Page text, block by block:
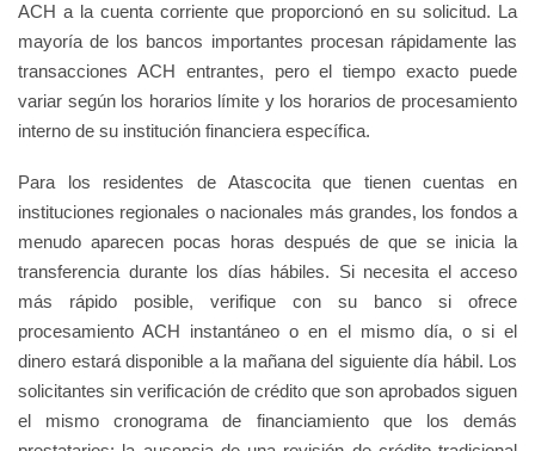
ACH a la cuenta corriente que proporcionó en su solicitud. La
mayoría de los bancos importantes procesan rápidamente las
transacciones ACH entrantes, pero el tiempo exacto puede
variar según los horarios límite y los horarios de procesamiento
interno de su institución financiera específica.
Para los residentes de Atascocita que tienen cuentas en
instituciones regionales o nacionales más grandes, los fondos a
menudo aparecen pocas horas después de que se inicia la
transferencia durante los días hábiles. Si necesita el acceso
más rápido posible, verifique con su banco si ofrece
procesamiento ACH instantáneo o en el mismo día, o si el
dinero estará disponible a la mañana del siguiente día hábil. Los
solicitantes sin verificación de crédito que son aprobados siguen
el mismo cronograma de financiamiento que los demás